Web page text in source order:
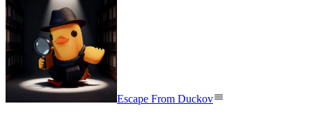
Escape From Duckov